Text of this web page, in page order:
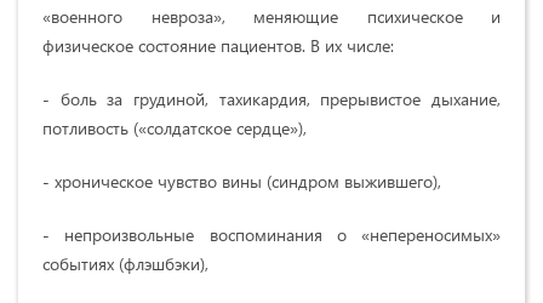
«военного невроза», меняющие психическое и
физическое состояние пациентов. В их числе:
- боль за грудиной, тахикардия, прерывистое дыхание,
потливость («солдатское сердце»),
- хроническое чувство вины (синдром выжившего),
- непроизвольные воспоминания о «непереносимых»
событиях (флэшбэки),